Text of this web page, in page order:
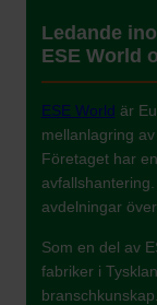
Ledande
ESE World
ESE World är
mellanlagring
Företaget har
avdelningar
Som en del av
fabriker i